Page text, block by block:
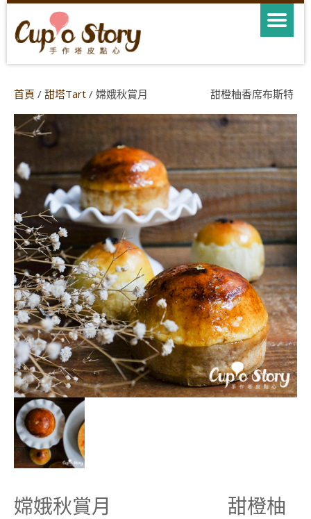
首頁 / 甜塔Tart / 嫦娥秋賞月 甜橙柚香席布斯特
嫦娥秋賞月 甜橙柚